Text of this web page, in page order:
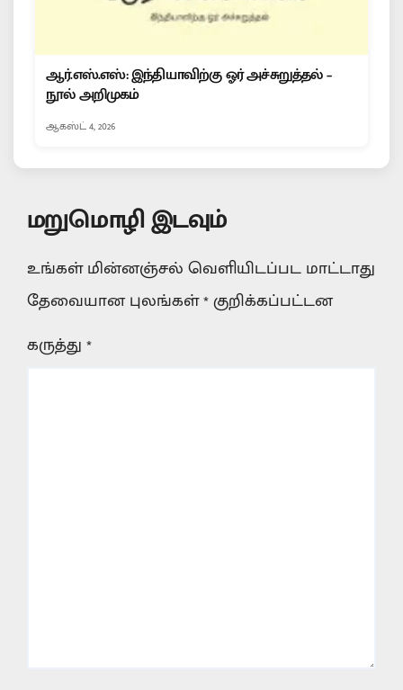
ஆர்.எஸ்.எஸ்: இந்தியாவிற்கு ஓர் அச்சுறுத்தல் –
நூல் அறிமுகம்
ஆகஸ்ட் 4, 2026
மறுமொழி இடவும்
உங்கள் மின்னஞ்சல் வெளியிடப்பட மாட்டாது
தேவையான புலங்கள்*குறிக்கப்பட்டன
கருத்து*